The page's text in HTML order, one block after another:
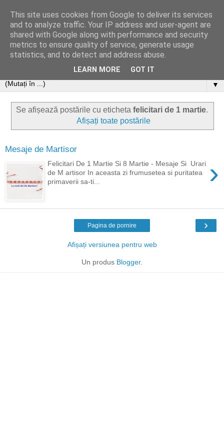
▼
Se afișează postările cu eticheta felicitari de 1 martie.
Afișați toate postările
Mesaje de Martisor
›
Felicitari De 1 Martie Si 8 Martie - Mesaje Si Urari
de M artisor In aceasta zi frumusetea si puritatea
primaverii sa-ti...
›
Pagina de pornire
Afișați versiunea pentru web
Un produs Blogger.
This site uses cookies from Google to deliver its services
and to analyze traffic. Your IP address and user-agent are
shared with Google along with performance and security
metrics to ensure quality of service, generate usage
statistics, and to detect and address abuse.
LEARN MORE GOT IT